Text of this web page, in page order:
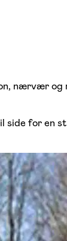
nærvær og
for en